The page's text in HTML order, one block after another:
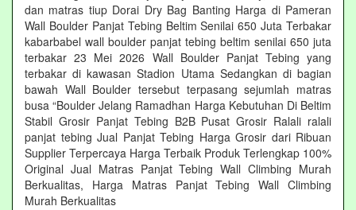
dan matras tiup Dorai Dry Bag Banting Harga di Pameran
Wall Boulder Panjat Tebing Beltim Senilai 650 Juta Terbakar
kabarbabel wall boulder panjat tebing beltim senilai 650 juta
terbakar 23 Mei 2026 Wall Boulder Panjat Tebing yang
terbakar di kawasan Stadion Utama Sedangkan di bagian
bawah Wall Boulder tersebut terpasang sejumlah matras
busa “Boulder Jelang Ramadhan Harga Kebutuhan Di Beltim
Stabil Grosir Panjat Tebing B2B Pusat Grosir Ralali‎ ralali
panjat tebing‎ Jual Panjat Tebing Harga Grosir dari Ribuan
Supplier Terpercaya Harga Terbaik Produk Terlengkap 100%
Original Jual Matras Panjat Tebing Wall Climbing Murah
Berkualitas, Harga Matras Panjat Tebing Wall Climbing
Murah Berkualitas